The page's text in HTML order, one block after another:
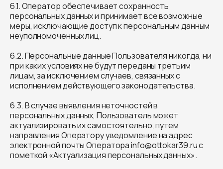
6.1. Оператор обеспечивает сохранность
персональных данных и принимает все возможные
меры, исключающие доступ к персональным данным
неуполномоченных лиц.
6.2. Персональные данные Пользователя никогда, ни
при каких условиях не будут переданы третьим
лицам, за исключением случаев, связанных с
исполнением действующего законодательства.
6.3. В случае выявления неточностей в
персональных данных, Пользователь может
актуализировать их самостоятельно, путем
направления Оператору уведомление на адрес
электронной почты Оператора info@ottokar39.ru с
пометкой «Актуализация персональных данных».